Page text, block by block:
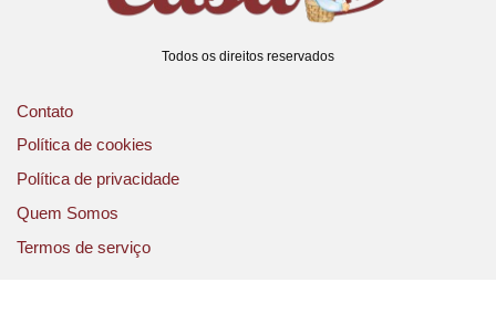
Todos os direitos reservados
Contato
Política de cookies
Política de privacidade
Quem Somos
Termos de serviço